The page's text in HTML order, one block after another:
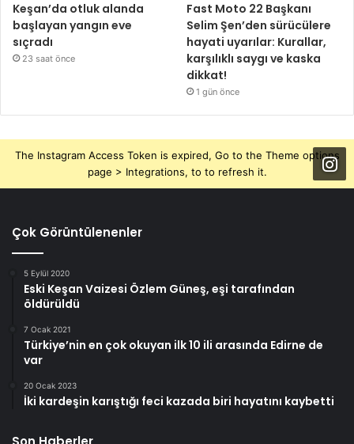
Keşan’da otluk alanda
başlayan yangın eve
sıçradı
23 saat önce
Fast Moto 22 Başkanı
Selim Şen’den sürücülere
hayati uyarılar: Kurallar,
karşılıklı saygı ve kaska
dikkat!
1 gün önce
The Instagram Access Token is expired, Go to the Theme options
page > Integrations, to to refresh it.
Çok Görüntülenenler
5 Eylül 2020
Eski Keşan Vaizesi Özlem Güneş, eşi tarafından
öldürüldü
7 Ocak 2021
Türkiye’nin en çok okuyan ilk 10 ili arasında Edirne de
var
20 Ocak 2023
İki kardeşin karıştığı feci kazada biri hayatını kaybetti